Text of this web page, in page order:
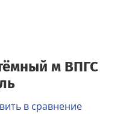
м ВПГС
в сравнение